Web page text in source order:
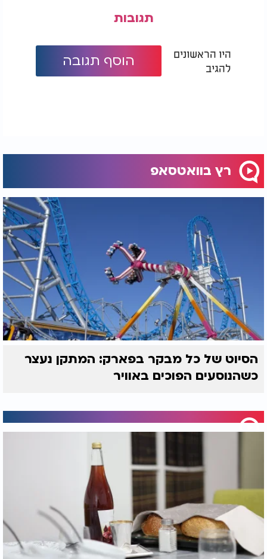
תגובות
היו הראשונים
להגיב
הוסף תגובה
רץ בוואטסאפ
הסיוט של כל מבקר בפארק: המתקן נעצר
כשהנוסעים הפוכים באוויר